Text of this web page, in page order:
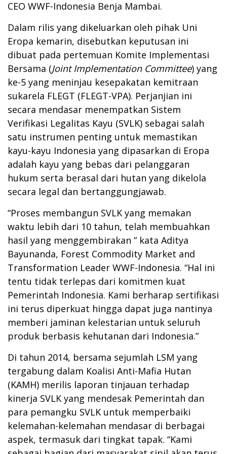
CEO WWF-Indonesia Benja Mambai.
Dalam rilis yang dikeluarkan oleh pihak Uni
Eropa kemarin, disebutkan keputusan ini
dibuat pada pertemuan Komite Implementasi
Bersama (Joint Implementation Committee) yang
ke-5 yang meninjau kesepakatan kemitraan
sukarela FLEGT (FLEGT-VPA). Perjanjian ini
secara mendasar menempatkan Sistem
Verifikasi Legalitas Kayu (SVLK) sebagai salah
satu instrumen penting untuk memastikan
kayu-kayu Indonesia yang dipasarkan di Eropa
adalah kayu yang bebas dari pelanggaran
hukum serta berasal dari hutan yang dikelola
secara legal dan bertanggungjawab.
“Proses membangun SVLK yang memakan
waktu lebih dari 10 tahun, telah membuahkan
hasil yang menggembirakan ” kata Aditya
Bayunanda, Forest Commodity Market and
Transformation Leader WWF-Indonesia. “Hal ini
tentu tidak terlepas dari komitmen kuat
Pemerintah Indonesia. Kami berharap sertifikasi
ini terus diperkuat hingga dapat juga nantinya
memberi jaminan kelestarian untuk seluruh
produk berbasis kehutanan dari Indonesia.”
Di tahun 2014, bersama sejumlah LSM yang
tergabung dalam Koalisi Anti-Mafia Hutan
(KAMH) merilis laporan tinjauan terhadap
kinerja SVLK yang mendesak Pemerintah dan
para pemangku SVLK untuk memperbaiki
kelemahan-kelemahan mendasar di berbagai
aspek, termasuk dari tingkat tapak. “Kami